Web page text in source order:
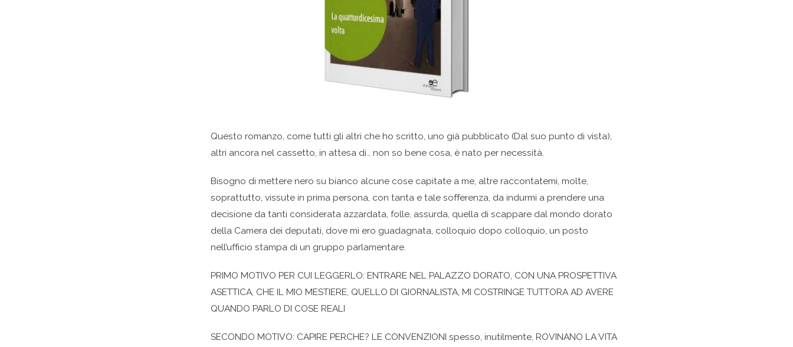
Questo romanzo, come tutti gli altri che ho scritto, uno già pubblicato (Dal suo punto di vista),
altri ancora nel cassetto, in attesa di… non so bene cosa, è nato per necessità.
Bisogno di mettere nero su bianco alcune cose capitate a me, altre raccontatemi, molte,
soprattutto, vissute in prima persona, con tanta e tale sofferenza, da indurmi a prendere una
decisione da tanti considerata azzardata, folle, assurda, quella di scappare dal mondo dorato
della Camera dei deputati, dove mi ero guadagnata, colloquio dopo colloquio, un posto
nell’ufficio stampa di un gruppo parlamentare.
PRIMO MOTIVO PER CUI LEGGERLO: ENTRARE NEL PALAZZO DORATO, CON UNA PROSPETTIVA
ASETTICA, CHE IL MIO MESTIERE, QUELLO DI GIORNALISTA, MI COSTRINGE TUTTORA AD AVERE
QUANDO PARLO DI COSE REALI
SECONDO MOTIVO: CAPIRE PERCHE? LE CONVENZIONI spesso, inutilmente, ROVINANO LA VITA